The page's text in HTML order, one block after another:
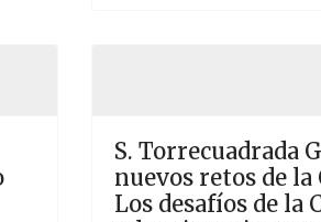
Questions about the
to the pandemic by states
the international
S. Torrecuadrada
nuevos retos de
Los desafíos de la